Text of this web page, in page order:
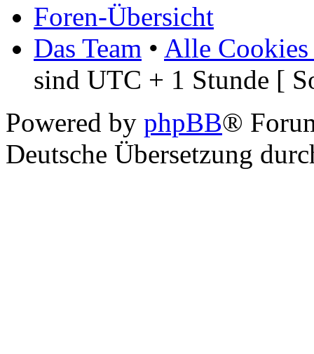
Foren-Übersicht
Das Team • Alle Cookies
sind UTC + 1 Stunde [
Powered by phpBB®
Deutsche Übersetzung